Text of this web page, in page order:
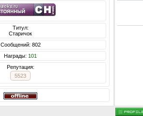
Титул:
Старичок
Сообщений: 802
Награды: 101
Репутация:
5523